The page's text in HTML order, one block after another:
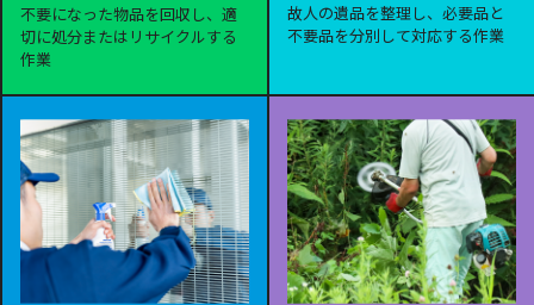
不要になった物品を回収し、適
切に処分またはリサイクルする
作業
故人の遺品を整理し、必要品と
不要品を分別して対応する作業